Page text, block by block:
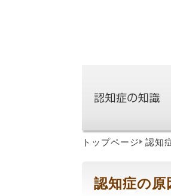
トップページ 認知
認知症の原